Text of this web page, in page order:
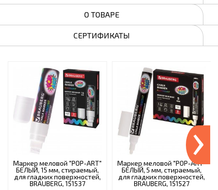
О ТОВАРЕ
СЕРТИФИКАТЫ
Маркер меловой "POP-ART"
БЕЛЫЙ, 15 мм, стираемый,
для гладких поверхностей,
BRAUBERG, 151537
Маркер меловой "POP-ART"
БЕЛЫЙ, 5 мм, стираемый,
для гладких поверхностей,
BRAUBERG, 151527
›